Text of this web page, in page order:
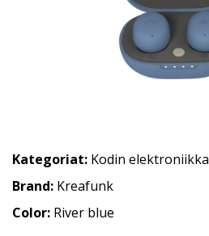
Kategoriat: Kodin elektroniikka
Brand: Kreafunk
Color: River blue